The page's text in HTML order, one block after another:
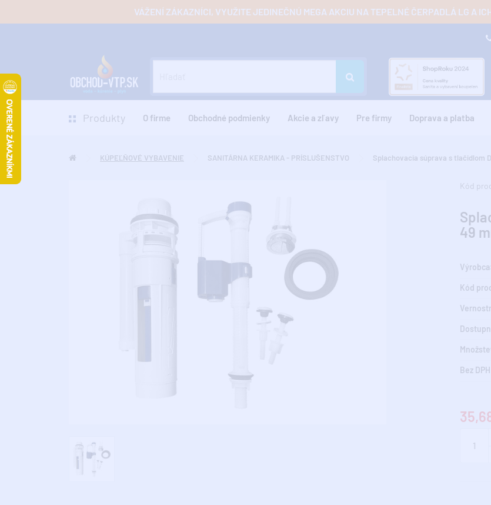
VÁŽENÍ ZÁKAZNÍCI, VYUŽITE JEDINEČNÚ MEGA AKCIU NA TEPELNÉ ČERPADLÁ LG A
Produkty O firme Obchodné podmienky Akcie a zľavy Pre firmy Doprava a platba
KÚPEĽŇOVÉ VYBAVENIE SANITÁRNA KERAMIKA - PRÍSLUŠENSTVO Splachovacia súprava s tlačidlom
Kód
49
Výrobca:
Kód
Bez